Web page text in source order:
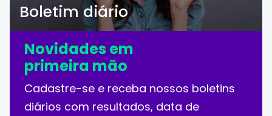
Novidades em
primeira mão
Cadastre-se e receba nossos boletins
diários com resultados, data de
Boletim diário